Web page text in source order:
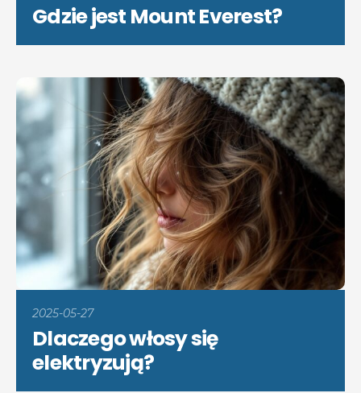
Gdzie jest Mount Everest?
2025-05-27
Dlaczego włosy się
elektryzują?